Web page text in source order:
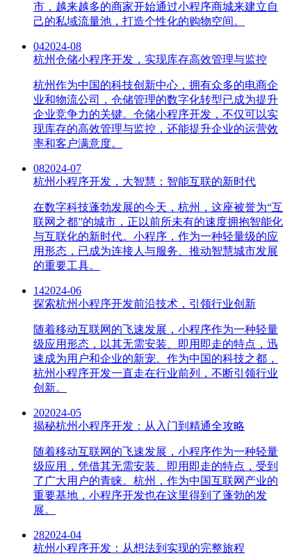
市，越来越多的商家开始通过小程序商城来建立自
己的私域流量池，打造个性化的购物空间。
042024-08
杭州仓储小程序开发，实现库存高效管理与监控
杭州作为中国的科技创新中心，拥有众多的电商企
业和物流公司，仓储管理的数字化转型已成为提升
企业竞争力的关键。仓储小程序开发，不仅可以实
现库存的高效管理与监控，还能提升企业的运营效
率和客户满意度。
082024-07
杭州小程序开发，大智慧：智能互联的新时代
在数字科技蓬勃发展的今天，杭州，这座被誉为“互
联网之都”的城市，正以前所未有的速度拥抱智能化
与互联化的新时代。小程序，作为一种轻量级的应
用形态，已成为连接人与服务、推动智慧城市发展
的重要工具。
142024-06
探索杭州小程序开发前沿技术，引领行业创新
随着移动互联网的飞速发展，小程序作为一种轻量
级应用形态，以其无需安装、即用即走的特点，迅
速成为用户和企业的新宠。作为中国的科技之都，
杭州小程序开发一直走在行业前列，不断引领行业
创新。
202024-05
揭秘杭州小程序开发：从入门到精通全攻略
随着移动互联网的飞速发展，小程序作为一种轻量
级应用，凭借其无需安装、即用即走的特点，受到
了广大用户的青睐。杭州，作为中国互联网产业的
重要基地，小程序开发也在这里得到了蓬勃的发
展。
282024-04
杭州小程序开发：从想法到实现的完整旅程